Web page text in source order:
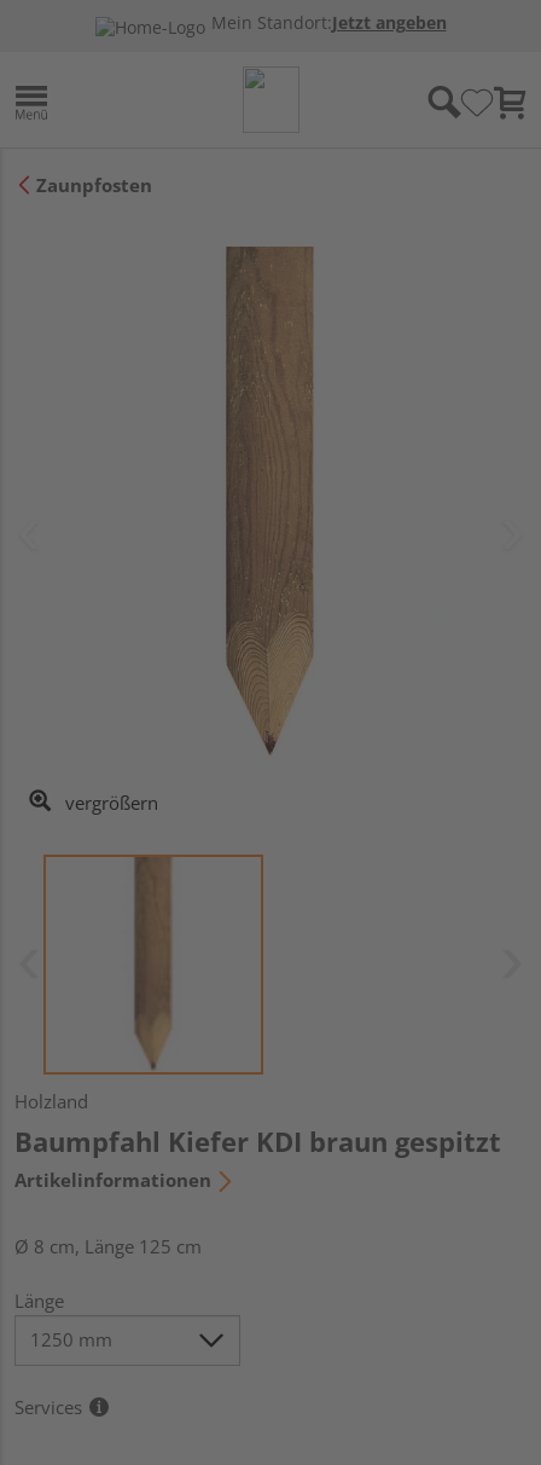
Mein Standort:Jetzt angeben
Zaunpfosten
vergrößern
Holzland
Baumpfahl Kiefer KDI braun gespitzt
Artikelinformationen
Ø 8 cm, Länge 125 cm
Länge
Services